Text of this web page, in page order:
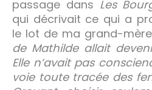
passage dans Les
qui décrivait ce qui a
le lot de ma grand-
de Mathilde allait
Elle n’avait pas
voie toute tracée des